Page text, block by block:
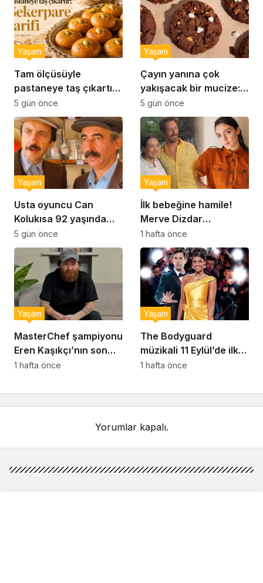
Tam ölçüsüyle
pastaneye taş çıkartır:
Şekerpare tarifi
Yaşam
5 gün önce
Çayın yanına çok
yakışacak bir mucize:
Brownie tadında ıslak
kurabiye tarifi…
Yaşam
5 gün önce
Usta oyuncu Can
Kolukısa 92 yaşında
hayatını kaybetti
Yaşam
5 gün önce
İlk bebeğine hamile!
Merve Dizdar
sessizliğini bozdu: ‘İsim
bulmak çok zor’
Yaşam
1 hafta önce
MasterChef şampiyonu
Eren Kaşıkçı’nın son
anlarındaki kahreden
Yaşam
1 hafta önce
The Bodyguard
müzikali 11 Eylül’de ilk
kez Türkiye’de
Yaşam
1 hafta önce
Yorumlar kapalı.